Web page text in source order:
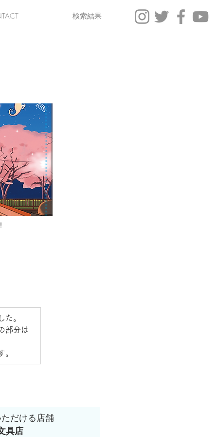
検索結果
た。
部分は
。
だける店舗
具店